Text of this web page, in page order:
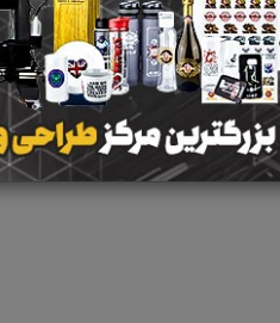
برای برچسبتعمیرات pcr